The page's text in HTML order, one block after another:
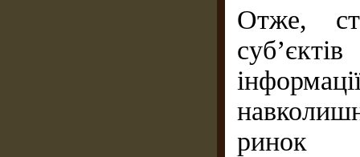
Отже,
ринок